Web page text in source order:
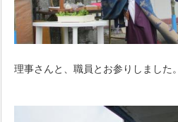
理事さんと、職員とお参りしました。